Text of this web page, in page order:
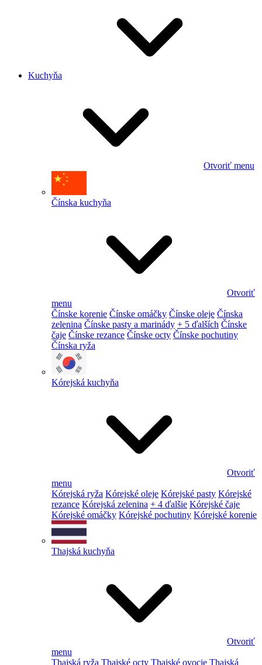
Kuchyňa
Otvoriť menu
Čínska kuchyňa
Otvoriť
menu
Čínske korenie Čínske omáčky Čínske oleje Čínska
zelenina Čínske pasty a marinády + 5 ďalších Čínske
čaje Čínske rezance Čínske octy Čínske pochutiny
Čínska ryža
Kórejská kuchyňa
Otvoriť
menu
Kórejská ryža Kórejské oleje Kórejské pasty Kórejské
rezance Kórejská zelenina + 4 ďalšie Kórejské čaje
Kórejské omáčky Kórejské pochutiny Kórejské korenie
Thajská kuchyňa
Otvoriť
menu
Thajská ryža Thajské octy Thajské ovocie Thajská